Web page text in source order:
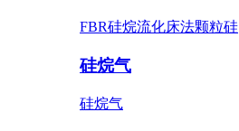
FBR硅烷流化床法颗粒硅
硅烷气
硅烷气